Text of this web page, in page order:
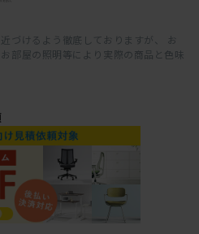
づけるよう徹底しておりますが、 お
部屋の照明等により実際の商品と色味